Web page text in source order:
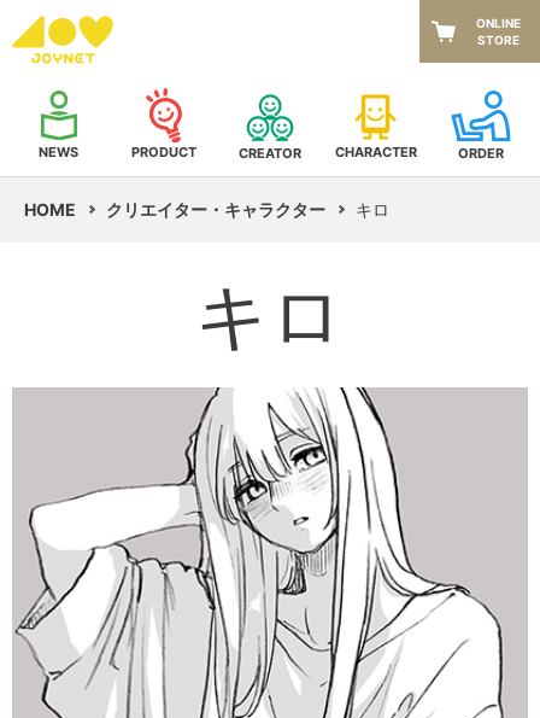
NEWS PRODUCT CREATOR CHARACTER ORDER
ONLINE
STORE
HOME クリエイター・キャラクター キロ
キロ